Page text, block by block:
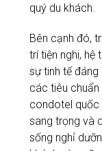
quý du khách.
Bên cạnh đó,
trí tiện nghi, hệ
sự tinh tế
các tiêu
condotel quốc
sang trọng và
sống nghỉ